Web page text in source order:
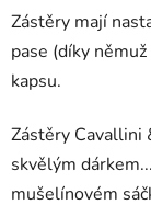
Zástěry mají
pase (díky
kapsu.
Zástěry Cavallini
skvělým
mušelínovém